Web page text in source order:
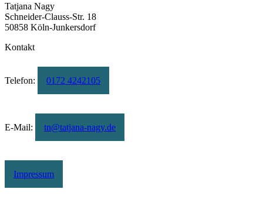
Tatjana Nagy
Schneider-Clauss-Str. 18
50858 Köln-Junkersdorf
Kontakt
Telefon: 0172 4242105
E-Mail: tn@tatjana-nagy.de
Impressum